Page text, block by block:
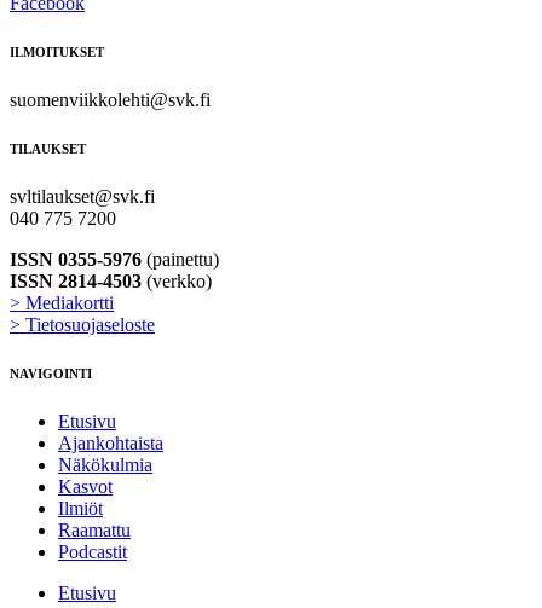
ILMOITUKSET
suomenviikkolehti@svk.fi
TILAUKSET
svltilaukset@svk.fi
040 775 7200
ISSN 0355-5976 (painettu)
ISSN 2814-4503 (verkko)
> Mediakortti
> Tietosuojaseloste
NAVIGOINTI
Etusivu
Ajankohtaista
Näkökulmia
Kasvot
Ilmiöt
Raamattu
Podcastit
Etusivu